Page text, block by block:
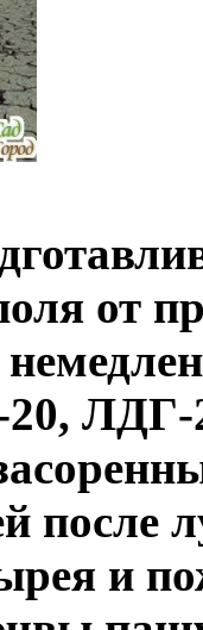
от
ЛДГ-
после
и